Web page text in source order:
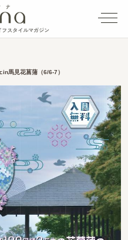
スタイルマガジン
in馬見花菖蒲（6/6-7）